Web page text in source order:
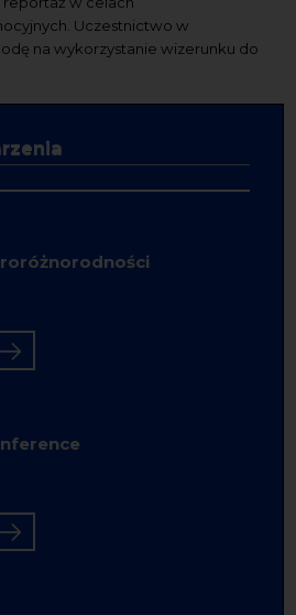
Uczestnictwo w
na wykorzystanie wizerunku do